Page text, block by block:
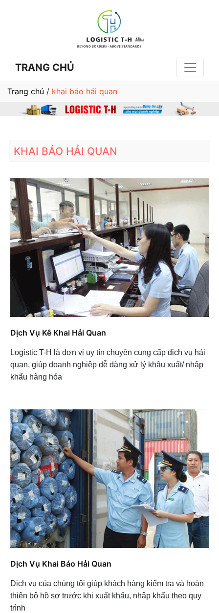
TRANG CHỦ
Trang chủ / khai báo hải quan
KHAI BÁO HẢI QUAN
Dịch Vụ Kê Khai Hải Quan
Logistic T-H là đơn vị uy tín chuyên cung cấp dịch vụ hải
quan, giúp doanh nghiệp dễ dàng xử lý khâu xuất/ nhập
khẩu hàng hóa
Dịch Vụ Khai Báo Hải Quan
Dịch vụ của chúng tôi giúp khách hàng kiểm tra và hoàn
thiện bộ hồ sơ trước khi xuất khẩu, nhập khẩu theo quy
trình